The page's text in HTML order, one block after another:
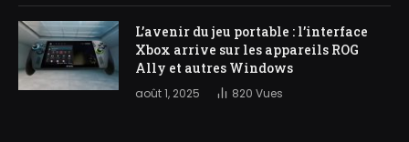
L’avenir du jeu portable : l’interface
Xbox arrive sur les appareils ROG
Ally et autres Windows
août 1, 2025 820 Vues